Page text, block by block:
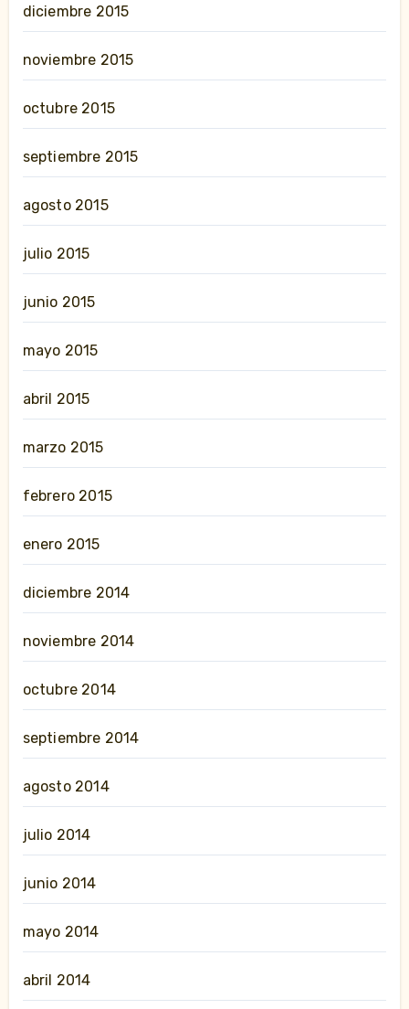
diciembre 2015
noviembre 2015
octubre 2015
septiembre 2015
agosto 2015
julio 2015
junio 2015
mayo 2015
abril 2015
marzo 2015
febrero 2015
enero 2015
diciembre 2014
noviembre 2014
octubre 2014
septiembre 2014
agosto 2014
julio 2014
junio 2014
mayo 2014
abril 2014